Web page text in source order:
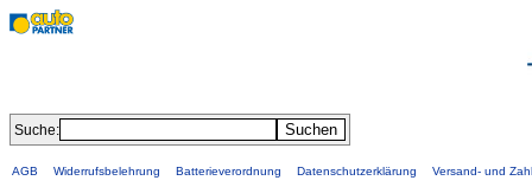
Suche:
AGB Widerrufsbelehrung Batterieverordnung Datenschutzerklärung Versand- und